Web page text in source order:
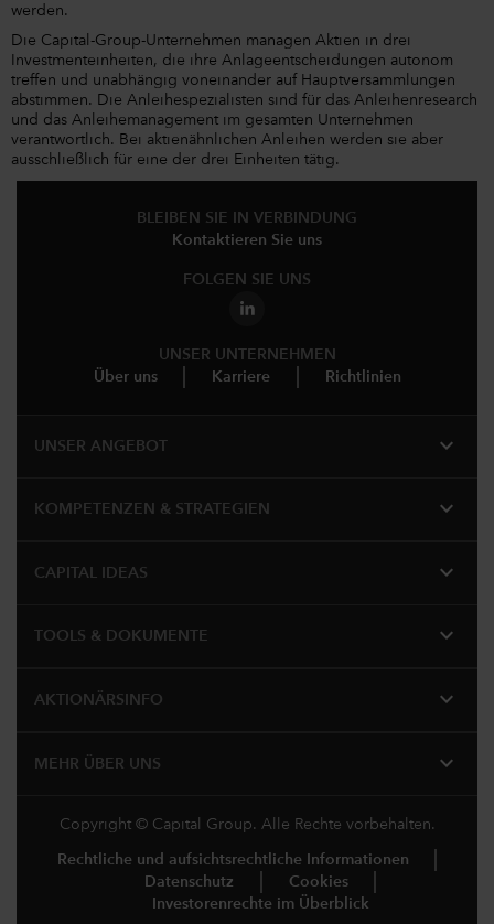
werden.
Die Capital-Group-Unternehmen managen Aktien in drei
Investmenteinheiten, die ihre Anlageentscheidungen autonom
treffen und unabhängig voneinander auf Hauptversammlungen
abstimmen. Die Anleihespezialisten sind für das Anleihenresearch
und das Anleihemanagement im gesamten Unternehmen
verantwortlich. Bei aktienähnlichen Anleihen werden sie aber
ausschließlich für eine der drei Einheiten tätig.
BLEIBEN SIE IN VERBINDUNG
Kontaktieren Sie uns
FOLGEN SIE UNS
UNSER UNTERNEHMEN
Über uns
Karriere Richtlinien
UNSER ANGEBOT expand_more
KOMPETENZEN & STRATEGIEN expand_more
CAPITAL IDEAS expand_more
TOOLS & DOKUMENTE expand_more
AKTIONÄRSINFO expand_more
MEHR ÜBER UNS expand_more
Copyright © Capital Group. Alle Rechte vorbehalten.
Rechtliche und aufsichtsrechtliche Informationen
Datenschutz
Cookies
Investorenrechte im Überblick